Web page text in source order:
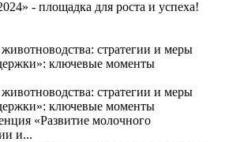
стратегии и меры
ключевые моменты
стратегии и меры
ключевые моменты
«Развитие молочного
и...